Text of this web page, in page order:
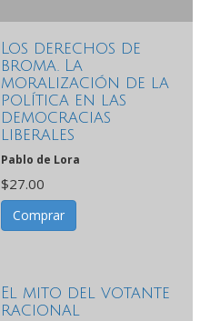
Los derechos de
broma. La
moralización de la
política en las
democracias
liberales
Pablo de Lora
$27.00
Comprar
El mito del votante
racional